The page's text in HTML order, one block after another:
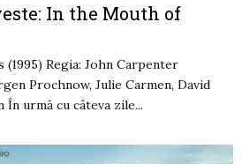
In the Mouth of
Regia: John Carpenter
Prochnow, Julie Carmen, David
urmă cu câteva zile...